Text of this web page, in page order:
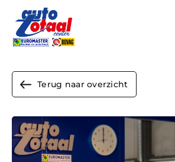
Home
Aanbod
Diensten
Terug naar overzicht